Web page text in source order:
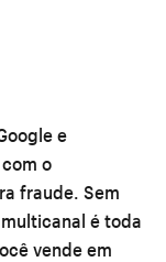
e
o
fraude. Sem
é toda
vende em